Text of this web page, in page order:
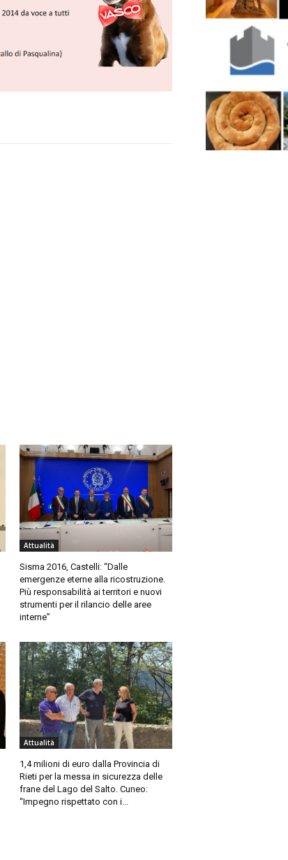
Attualità
Sisma 2016, Castelli: “Dalle
emergenze eterne alla ricostruzione.
Più responsabilità ai territori e nuovi
strumenti per il rilancio delle aree
interne”
Attualità
1,4 milioni di euro dalla Provincia di
Rieti per la messa in sicurezza delle
frane del Lago del Salto. Cuneo:
“Impegno rispettato con i...